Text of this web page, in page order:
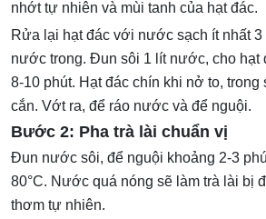
nhớt tự nhiên và mùi tanh của hạt đác.
Rửa lại hạt đác với nước sạch ít nhất 3
nước trong. Đun sôi 1 lít nước, cho hạt
8-10 phút. Hạt đác chín khi nở to, trong
cắn. Vớt ra, để ráo nước và để nguội.
Bước 2: Pha trà lài chuẩn vị
Đun nước sôi, để nguội khoảng 2-3
80°C. Nước quá nóng sẽ làm trà lài bị
thơm tự nhiên.